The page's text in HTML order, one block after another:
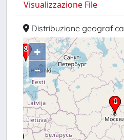
Visualizzazione File
Distribuzione geografica
+
–